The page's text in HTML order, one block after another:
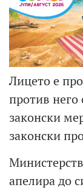
Лицето е
против него
законски
законски
апелира до